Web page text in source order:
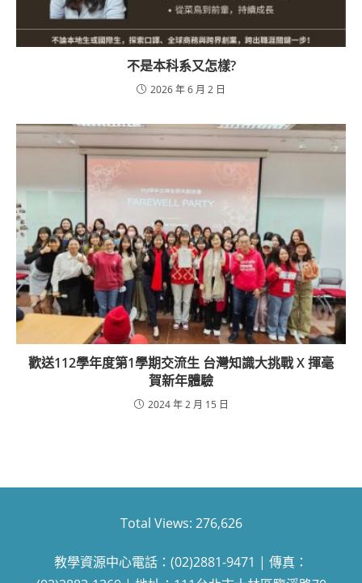
不是本科系又怎樣?
2026 年 6 月 2 日
歡送112學年度第1學期交流生 台灣知識大挑戰 X 揮毫
賀新年體驗
2024 年 2 月 15 日
Total Views: 276,626
教學資源中心電話：(02)2881-9471 | 傳真：